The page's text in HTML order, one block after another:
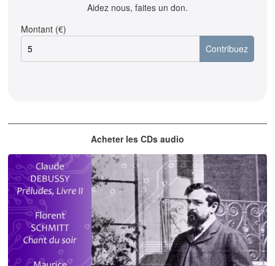
Aidez nous, faites un don.
Montant (€)
Acheter les CDs audio